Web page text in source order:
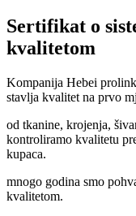
Sertifikat o
kvalitetom
Kompanija Hebei
stavlja kvalitet na prvo
od tkanine, krojenja,
kontroliramo kvalitetu
kupaca.
mnogo godina smo
kvalitetom.